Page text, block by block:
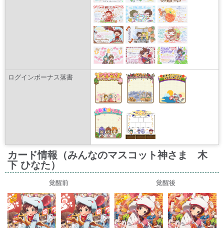
ログインボーナス落書
カード情報（みんなのマスコット神さま 木
下 ひなた）
覚醒前 覚醒後